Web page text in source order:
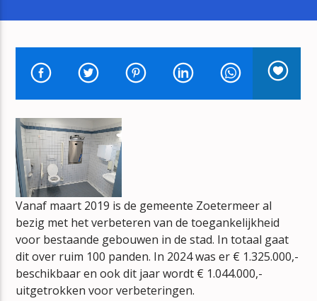
HUIDIG NUMMER
BONT
JAN BERG
mz-radio
Vanaf maart 2019 is de gemeente Zoetermeer al
bezig met het verbeteren van de toegankelijkheid
voor bestaande gebouwen in de stad. In totaal gaat
dit over ruim 100 panden. In 2024 was er € 1.325.000,-
beschikbaar en ook dit jaar wordt € 1.044.000,-
uitgetrokken voor verbeteringen.